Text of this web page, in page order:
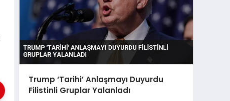
Trump ‘Tarihi’ Anlaşmayı Duyurdu
Filistinli Gruplar Yalanladı